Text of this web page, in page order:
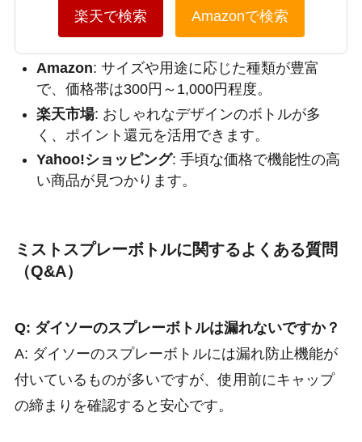
楽天で検索 Amazonで検索
Amazon: サイズや用途に応じた種類が豊富
で、価格帯は300円～1,000円程度。
楽天市場: おしゃれなデザインのボトルが多
く、ポイント還元を活用できます。
Yahoo!ショッピング: 手頃な価格で機能性の高
い商品が見つかります。
ミストスプレーボトルに関するよくある質問
（Q&A）
Q: ダイソーのスプレーボトルは漏れないですか？
A: ダイソーのスプレーボトルには漏れ防止機能が
付いているものが多いですが、使用前にキャップ
の締まりを確認すると安心です。